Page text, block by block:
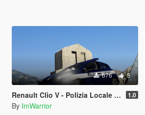
676 5
Renault Clio V - Polizia Locale (Paintjob | FiveM) 1.0
By ImWarrior